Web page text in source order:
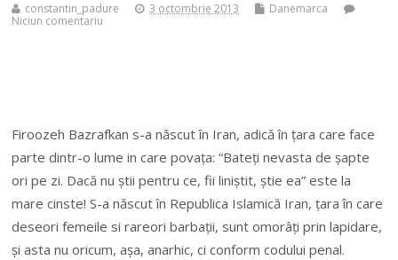
constantin_padure 3 octombrie 2013
Danemarca
Niciun comentariu
Firoozeh Bazrafkan s-a născut în Iran, adică în țara care face
parte dintr-o lume in care povața: “Bateți nevasta de șapte
ori pe zi. Dacă nu știi pentru ce, fii liniștit, știe ea” este la
mare cinste! S-a născut în Republica Islamică Iran, țara în care
deseori femeile si rareori barbații, sunt omorâți prin lapidare,
și asta nu oricum, așa, anarhic, ci conform codului penal.